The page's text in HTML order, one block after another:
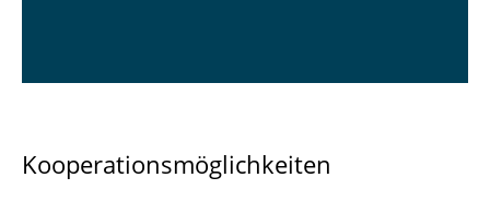
Kooperationsmöglichkeiten